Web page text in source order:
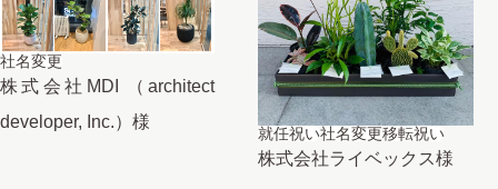
社名変更
株式会社MDI （architect
developer, Inc.）様
就任祝い社名変更移転祝い
株式会社ライベックス様